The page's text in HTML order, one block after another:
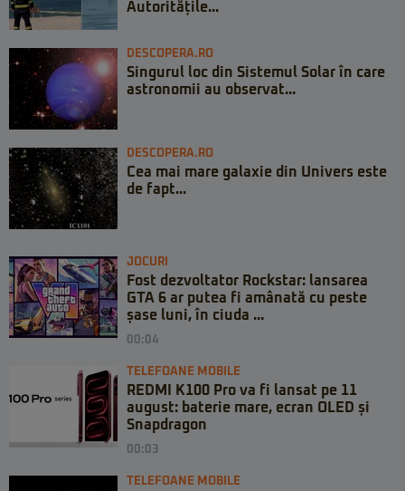
Autoritățile...
DESCOPERA.RO
Singurul loc din Sistemul Solar în care
astronomii au observat...
DESCOPERA.RO
Cea mai mare galaxie din Univers este
de fapt...
JOCURI
Fost dezvoltator Rockstar: lansarea
GTA 6 ar putea fi amânată cu peste
șase luni, în ciuda ...
00:04
TELEFOANE MOBILE
REDMI K100 Pro va fi lansat pe 11
august: baterie mare, ecran OLED și
Snapdragon
00:03
TELEFOANE MOBILE